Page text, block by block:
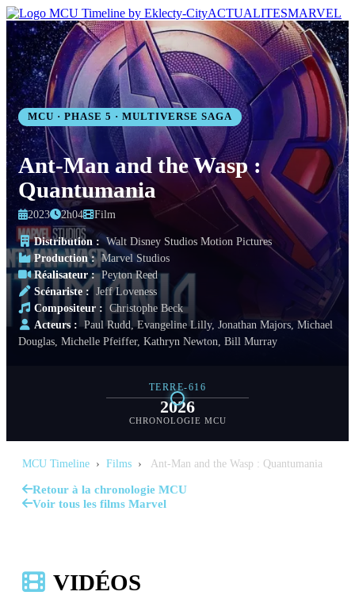
ACTUALITESMARVEL
MCU · PHASE 5 · MULTIVERSE SAGA
Ant-Man and the Wasp :
Quantumania
2023 2h04 Film
Distribution : Walt Disney Studios Motion Pictures
Production : Marvel Studios
Réalisateur : Peyton Reed
Scénariste : Jeff Loveness
Compositeur : Christophe Beck
Acteurs : Paul Rudd, Evangeline Lilly, Jonathan Majors, Michael
Douglas, Michelle Pfeiffer, Kathryn Newton, Bill Murray
TERRE-616
2026
CHRONOLOGIE MCU
MCU Timeline › Films › Ant-Man and the Wasp : Quantumania
Retour à la chronologie MCU
Voir tous les films Marvel
VIDÉOS